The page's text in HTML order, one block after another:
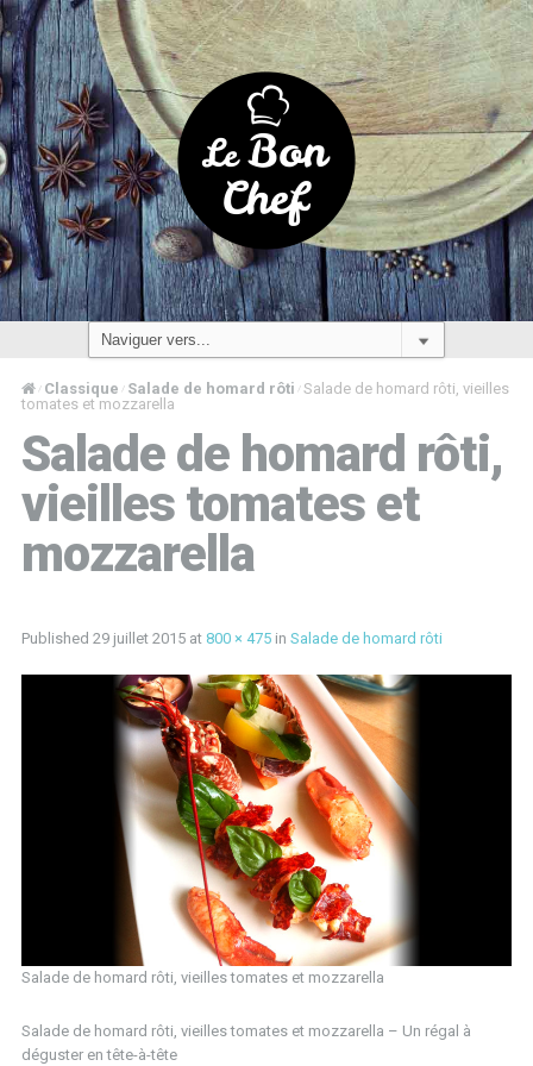
/ Classique / Salade de homard rôti / Salade de homard rôti, vieilles
tomates et mozzarella
Salade de homard rôti,
vieilles tomates et
mozzarella
Published 29 juillet 2015at 800 × 475in Salade de homard rôti
Salade de homard rôti, vieilles tomates et mozzarella
Salade de homard rôti, vieilles tomates et mozzarella – Un régal à
déguster en tête-à-tête